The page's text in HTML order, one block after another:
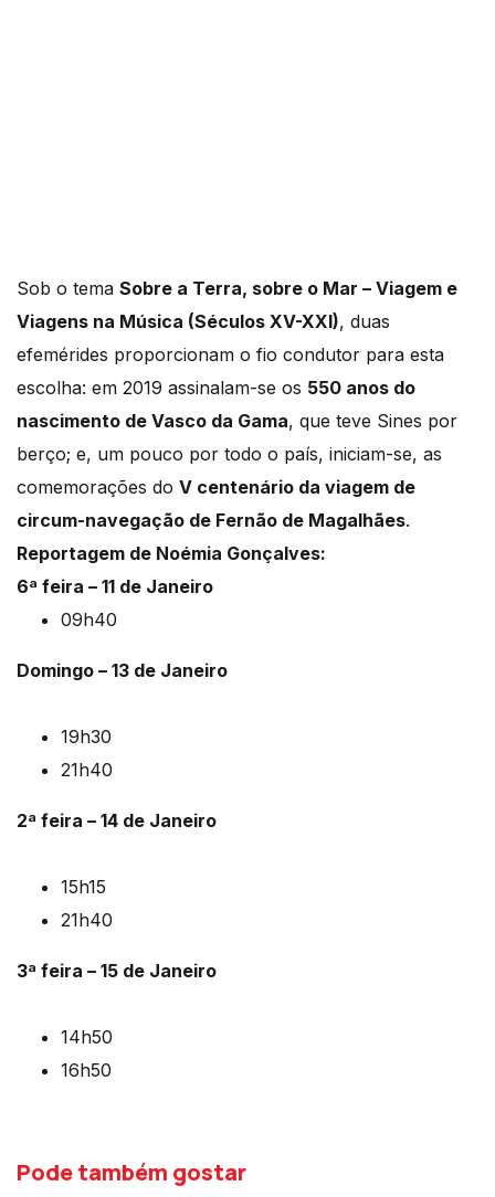
Sob o tema Sobre a Terra, sobre o Mar – Viagem e
Viagens na Música (Séculos XV-XXI), duas
efemérides proporcionam o fio condutor para esta
escolha: em 2019 assinalam-se os 550 anos do
nascimento de Vasco da Gama, que teve Sines por
berço; e, um pouco por todo o país, iniciam-se, as
comemorações do V centenário da viagem de
circum-navegação de Fernão de Magalhães.
Reportagem de Noémia Gonçalves:
6ª feira – 11 de Janeiro
09h40
Domingo – 13 de Janeiro
19h30
21h40
2ª feira – 14 de Janeiro
15h15
21h40
3ª feira – 15 de Janeiro
14h50
16h50
Pode também gostar